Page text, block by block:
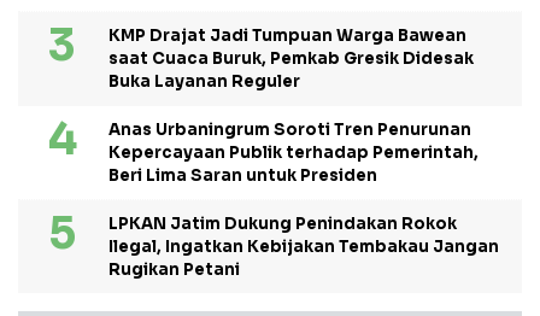
KMP Drajat Jadi Tumpuan Warga Bawean
saat Cuaca Buruk, Pemkab Gresik Didesak
Buka Layanan Reguler
Anas Urbaningrum Soroti Tren Penurunan
Kepercayaan Publik terhadap Pemerintah,
Beri Lima Saran untuk Presiden
LPKAN Jatim Dukung Penindakan Rokok
Ilegal, Ingatkan Kebijakan Tembakau Jangan
Rugikan Petani